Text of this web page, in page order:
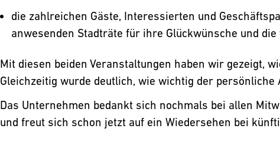
die zahlreichen Gäste, Interessierten und
anwesenden Stadträte für ihre Glückwünsche und
Mit diesen beiden Veranstaltungen haben wir gezeigt,
Gleichzeitig wurde deutlich, wie wichtig der
Das Unternehmen bedankt sich nochmals bei allen
und freut sich schon jetzt auf ein Wiedersehen bei